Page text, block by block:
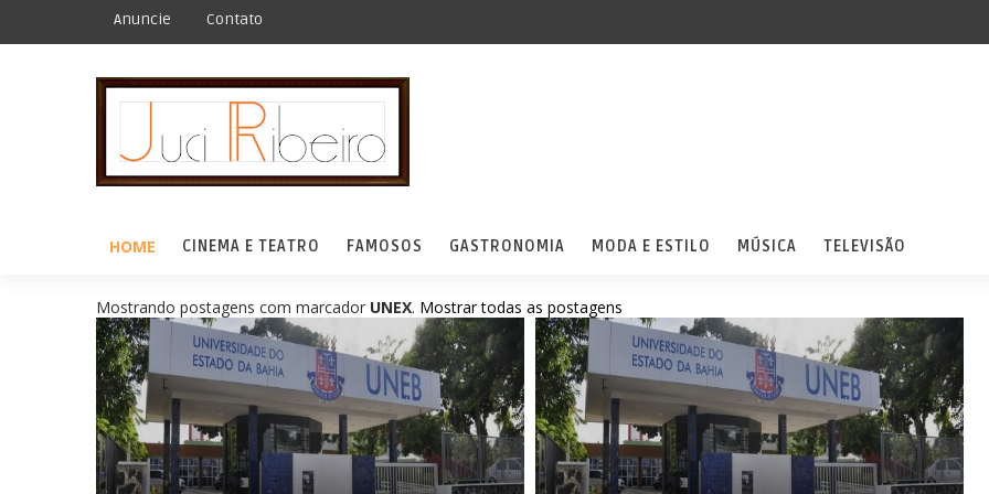
Anuncie Contato
HOME CINEMA E TEATRO FAMOSOS GASTRONOMIA MODA E ESTILO MÚSICA TELEVISÃO
Mostrando postagens com marcador UNEX. Mostrar todas as postagens